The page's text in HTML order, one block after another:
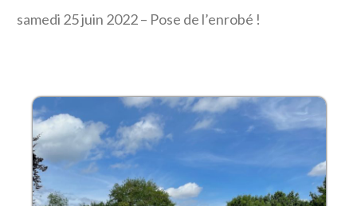
samedi 25 juin 2022 – Pose de l’enrobé !